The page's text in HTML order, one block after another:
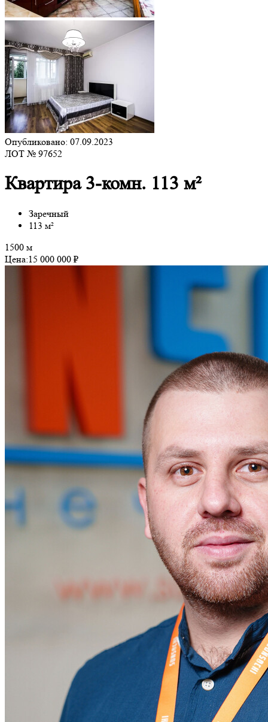
Опубликовано: 07.09.2023
ЛОТ № 97652
Квартира 3-комн. 113 м²
Заречный
113 м²
1500 м
Цена:15 000 000 ₽